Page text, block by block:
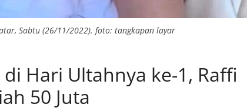
Sabtu (26/11/2022). foto: tangkapan layar
Hari Ultahnya ke-1, Raffi
50 Juta